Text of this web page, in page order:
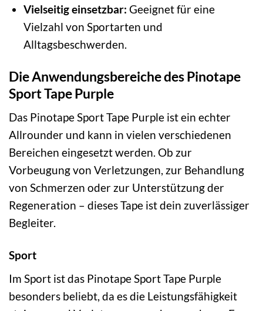
Vielseitig einsetzbar: Geeignet für eine
Vielzahl von Sportarten und
Alltagsbeschwerden.
Die Anwendungsbereiche des Pinotape
Sport Tape Purple
Das Pinotape Sport Tape Purple ist ein echter
Allrounder und kann in vielen verschiedenen
Bereichen eingesetzt werden. Ob zur
Vorbeugung von Verletzungen, zur Behandlung
von Schmerzen oder zur Unterstützung der
Regeneration – dieses Tape ist dein zuverlässiger
Begleiter.
Sport
Im Sport ist das Pinotape Sport Tape Purple
besonders beliebt, da es die Leistungsfähigkeit